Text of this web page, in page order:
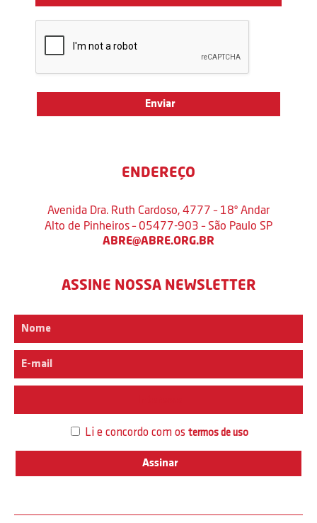
ENDEREÇO
Avenida Dra. Ruth Cardoso, 4777 – 18º Andar
Alto de Pinheiros – 05477-903 – São Paulo SP
ABRE@ABRE.ORG.BR
ASSINE NOSSA NEWSLETTER
Li e concordo com os termos de uso